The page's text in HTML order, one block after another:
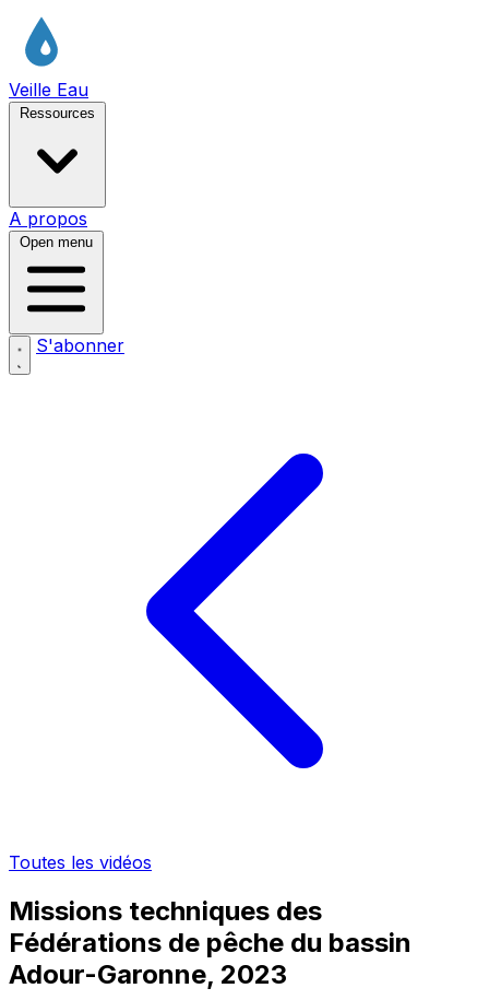
Veille Eau
Ressources
A propos
Open menu
S'abonner
Toutes les vidéos
Missions techniques des
Fédérations de pêche du bassin
Adour-Garonne, 2023